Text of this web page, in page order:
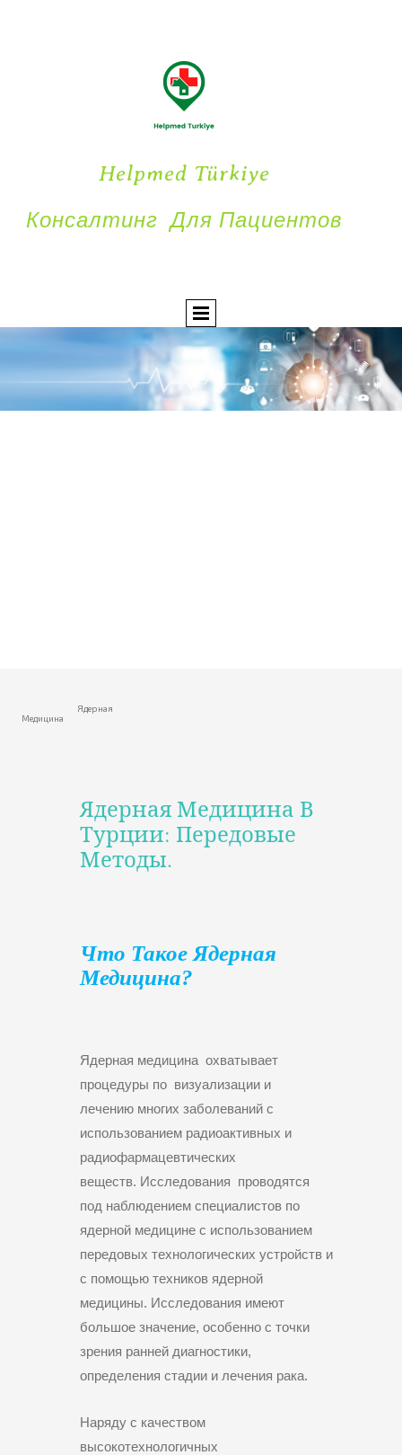
Helpmed Türkiye
Консалтинг Для Пациентов
Ядерная
Медицина
Ядерная Медицина В
Турции: Передовые
Методы.
Что Такое Ядерная
Медицина?
Ядерная медицина охватывает
процедуры по визуализации и
лечению многих заболеваний с
использованием радиоактивных и
радиофармацевтических
веществ. Исследования проводятся
под наблюдением специалистов по
ядерной медицине с использованием
передовых технологических устройств и
с помощью техников ядерной
медицины. Исследования имеют
большое значение, особенно с точки
зрения ранней диагностики,
определения стадии и лечения рака.
Наряду с качеством
высокотехнологичных